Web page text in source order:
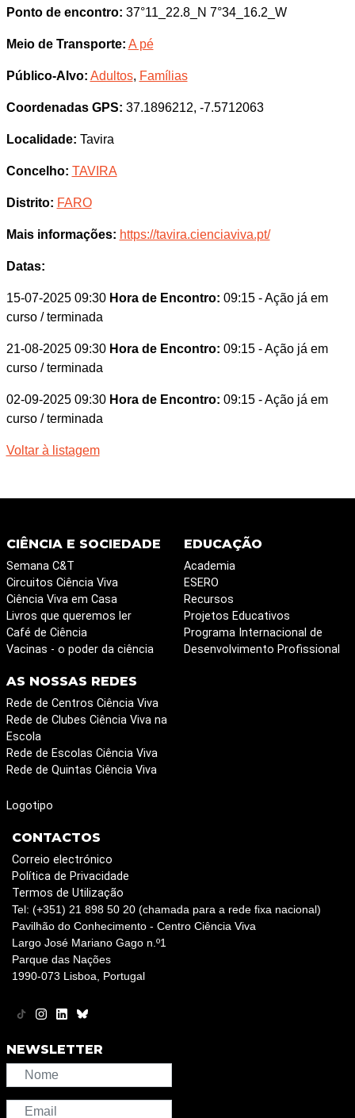
Ponto de encontro: 37°11_22.8_N 7°34_16.2_W
Meio de Transporte: A pé
Público-Alvo: Adultos, Famílias
Coordenadas GPS: 37.1896212, -7.5712063
Localidade: Tavira
Concelho: TAVIRA
Distrito: FARO
Mais informações: https://tavira.cienciaviva.pt/
Datas:
15-07-2025 09:30 Hora de Encontro: 09:15 - Ação já em
curso / terminada
21-08-2025 09:30 Hora de Encontro: 09:15 - Ação já em
curso / terminada
02-09-2025 09:30 Hora de Encontro: 09:15 - Ação já em
curso / terminada
Voltar à listagem
CIÊNCIA E SOCIEDADE
Semana C&T
Circuitos Ciência Viva
Ciência Viva em Casa
Livros que queremos ler
Café de Ciência
Vacinas - o poder da ciência
EDUCAÇÃO
Academia
ESERO
Recursos
Projetos Educativos
Programa Internacional de
Desenvolvimento Profissional
AS NOSSAS REDES
Rede de Centros Ciência Viva
Rede de Clubes Ciência Viva na
Escola
Rede de Escolas Ciência Viva
Rede de Quintas Ciência Viva
Logotipo
CONTACTOS
Correio electrónico
Política de Privacidade
Termos de Utilização
Tel: (+351) 21 898 50 20 (chamada para a rede fixa nacional)
Pavilhão do Conhecimento - Centro Ciência Viva
Largo José Mariano Gago n.º1
Parque das Nações
1990-073 Lisboa, Portugal
NEWSLETTER